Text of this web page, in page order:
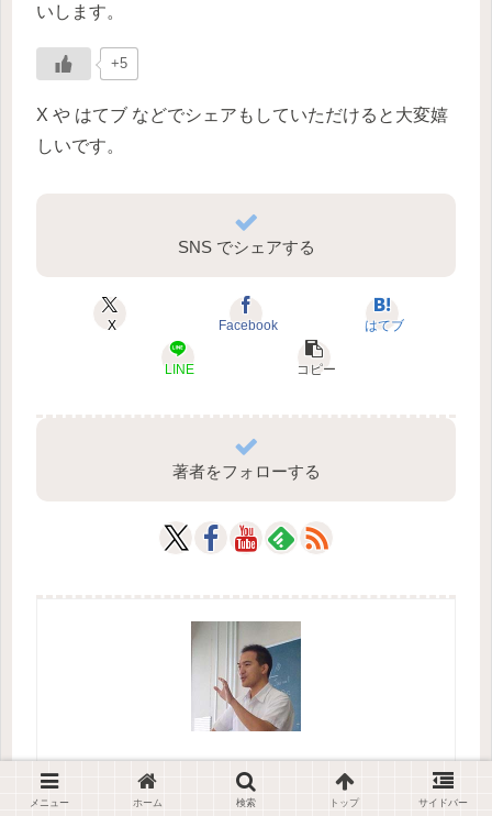
いします。
+5
X や はてブ などでシェアもしていただけると大変嬉
しいです。
SNS でシェアする
X Facebook はてブ
LINE コピー
著者をフォローする
遠藤雅義（Endo Masayoshi）
メニュー ホーム 検索 トップ サイドバー